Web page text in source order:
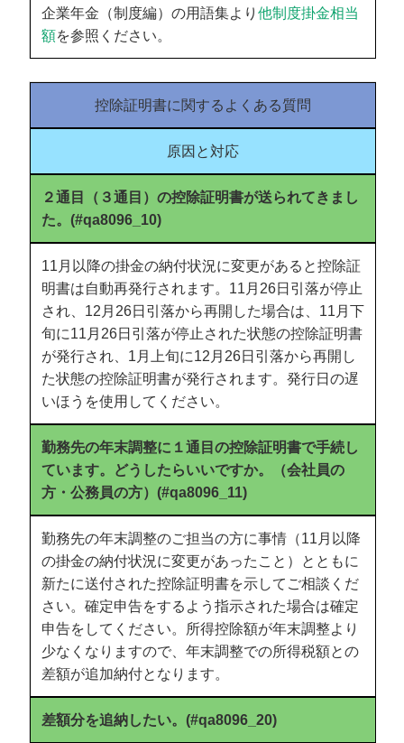
企業年金（制度編）の用語集より 他制度掛金相当
額を参照ください。
控除証明書に関するよくある質問
原因と対応
２通目（３通目）の控除証明書が送られてきまし
た。(#qa8096_10)
11月以降の掛金の納付状況に変更があると控除証
明書は自動再発行されます。11月26日引落が停止
され、12月26日引落から再開した場合は、11月下
旬に11月26日引落が停止された状態の控除証明書
が発行され、1月上旬に12月26日引落から再開し
た状態の控除証明書が発行されます。発行日の遅
いほうを使用してください。
勤務先の年末調整に１通目の控除証明書で手続し
ています。どうしたらいいですか。（会社員の
方・公務員の方）(#qa8096_11)
勤務先の年末調整のご担当の方に事情（11月以降
の掛金の納付状況に変更があったこと）とともに
新たに送付された控除証明書を示してご相談くだ
さい。確定申告をするよう指示された場合は確定
申告をしてください。所得控除額が年末調整より
少なくなりますので、年末調整での所得税額との
差額が追加納付となります。
差額分を追納したい。(#qa8096_20)